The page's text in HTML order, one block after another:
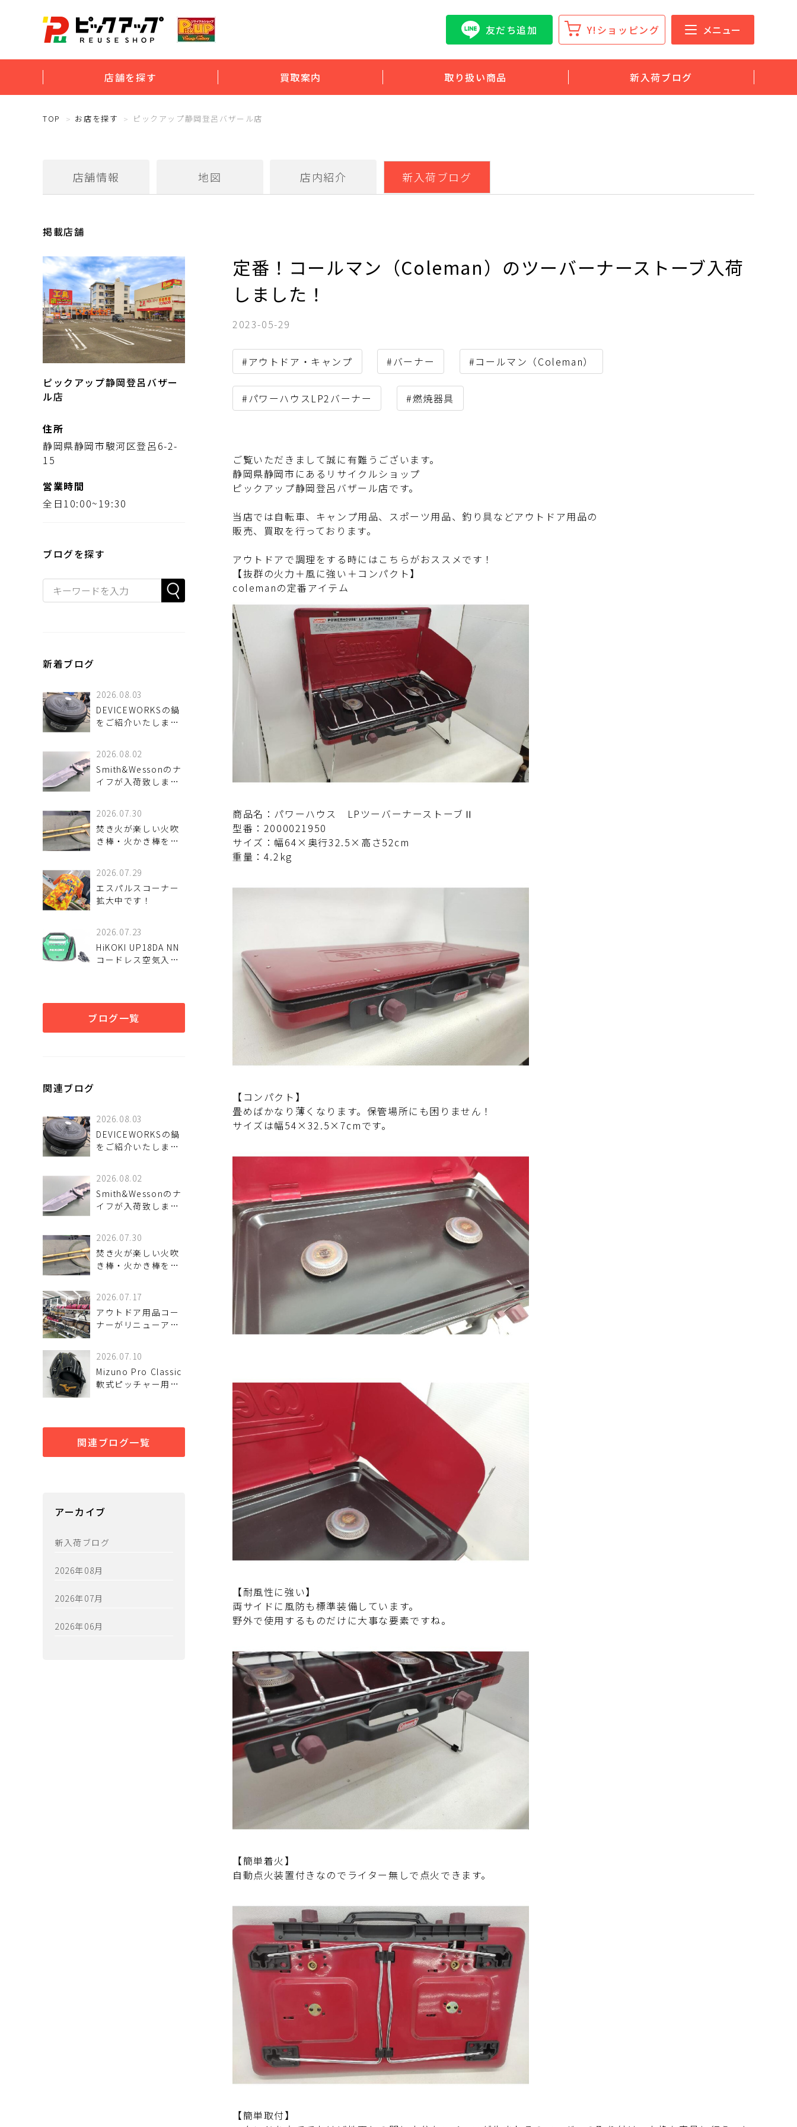
友だち追加 Y!ショッピング メニュー
店舗を探す 買取案内 取り扱い商品 新入荷ブログ
TOP お店を探す ピックアップ静岡登呂バザール店
店舗情報 地図 店内紹介 新入荷ブログ
掲載店舗
ピックアップ静岡登呂バザー
ル店
住所
静岡県静岡市駿河区登呂6-2-
15
営業時間
全日10:00~19:30
ブログを探す
新着ブログ
2026.08.03
DEVICEWORKSの鍋
をご紹介いたしま
2026.08.02
Smith&Wessonのナ
イフが入荷致しまし
2026.07.30
焚き火が楽しい火吹
き棒・火かき棒をご
2026.07.29
エスパルスコーナー
拡大中です！
2026.07.23
HiKOKI UP18DA NN
コードレス空気入れ
ブログ一覧
関連ブログ
2026.08.03
DEVICEWORKSの鍋
をご紹介いたしま
2026.08.02
Smith&Wessonのナ
イフが入荷致しまし
2026.07.30
焚き火が楽しい火吹
き棒・火かき棒をご
2026.07.17
アウトドア用品コー
ナーがリニューアル
2026.07.10
Mizuno Pro Classic
軟式ピッチャー用グ
関連ブログ一覧
アーカイブ
新入荷ブログ
2026年08月
2026年07月
2026年06月
定番！コールマン（Coleman）のツーバーナーストーブ入荷
しました！
2023-05-29
#アウトドア・キャンプ #バーナー #コールマン（Coleman）
#パワーハウスLP2バーナー #燃焼器具
ご覧いただきまして誠に有難うございます。
静岡県静岡市にあるリサイクルショップ
ピックアップ静岡登呂バザール店です。
当店では自転車、キャンプ用品、スポーツ用品、釣り具などアウトドア用品の
販売、買取を行っております。
アウトドアで調理をする時にはこちらがおススメです！
【抜群の火力＋風に強い＋コンパクト】
colemanの定番アイテム
商品名：パワーハウス LPツーバーナーストーブⅡ
型番：2000021950
サイズ：幅64×奥行32.5×高さ52cm
重量：4.2kg
【コンパクト】
畳めばかなり薄くなります。保管場所にも困りません！
サイズは幅54×32.5×7cmです。
【耐風性に強い】
両サイドに風防も標準装備しています。
野外で使用するものだけに大事な要素ですね。
【簡単着火】
自動点火装置付きなのでライター無しで点火できます。
【簡単取付】